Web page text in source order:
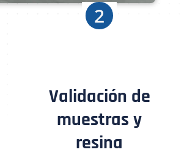
2
Validación de
muestras y
resina